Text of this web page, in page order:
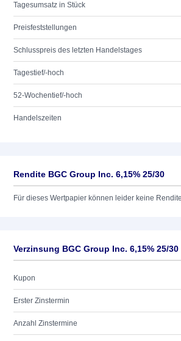
Tagesumsatz in Stück
Preisfeststellungen
Schlusspreis des letzten Handelstages
Tagestief/-hoch
52-Wochentief/-hoch
Handelszeiten
Rendite BGC Group Inc. 6,15% 25/30
Für dieses Wertpapier können leider keine
Verzinsung BGC Group Inc. 6,15% 25/30
Kupon
Erster Zinstermin
Anzahl Zinstermine